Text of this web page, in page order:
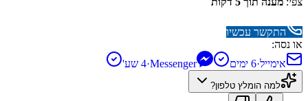
התקשר עכשיו
או נסה:
אימייל·6 ימים Messenger
·4 שע'
למה הומלץ טלפון?